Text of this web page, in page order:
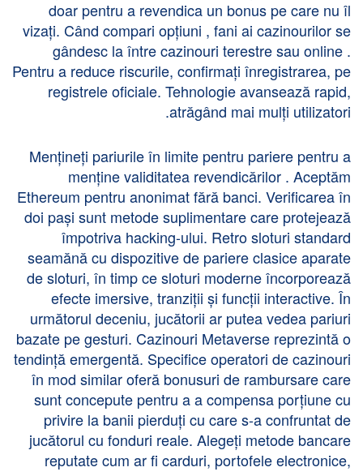
doar pentru a revendica un bonus pe care nu îl
vizați. Când compari opțiuni , fani ai cazinourilor se
gândesc la între cazinouri terestre sau online .
Pentru a reduce riscurile, confirmați înregistrarea, pe
registrele oficiale. Tehnologie avansează rapid,
atrăgând mai mulți utilizatori.
Mențineți pariurile în limite pentru pariere pentru a
menține validitatea revendicărilor . Aceptăm
Ethereum pentru anonimat fără banci. Verificarea în
doi pași sunt metode suplimentare care protejează
împotriva hacking-ului. Retro sloturi standard
seamănă cu dispozitive de pariere clasice aparate
de sloturi, în timp ce sloturi moderne încorporează
efecte imersive, tranziții și funcții interactive. În
următorul deceniu, jucătorii ar putea vedea pariuri
bazate pe gesturi. Cazinouri Metaverse reprezintă o
tendință emergentă. Specifice operatori de cazinouri
în mod similar oferă bonusuri de rambursare care
sunt concepute pentru a a compensa porțiune cu
privire la banii pierduți cu care s-a confruntat de
jucătorul cu fonduri reale. Alegeți metode bancare
reputate cum ar fi carduri, portofele electronice,